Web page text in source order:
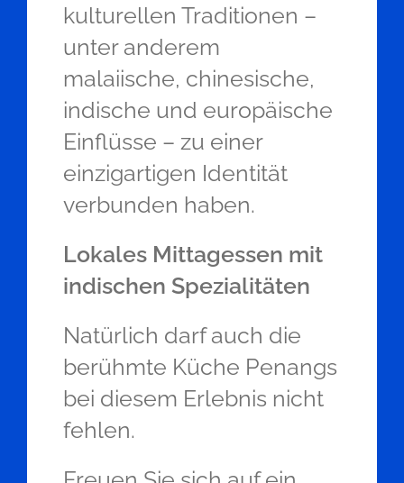
kulturellen Traditionen –
unter anderem
malaiische, chinesische,
indische und europäische
Einflüsse – zu einer
einzigartigen Identität
verbunden haben.
Lokales Mittagessen mit
indischen Spezialitäten
Natürlich darf auch die
berühmte Küche Penangs
bei diesem Erlebnis nicht
fehlen.